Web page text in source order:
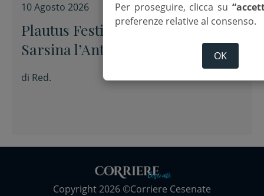
10 Agosto 2026
Plautus Festival. Sul palco di
Sarsina l’Antigone e il
Truculentus
di Red.
Copyright 2026 ©Corriere Cesenate
Per proseguire, clicca su
preferenze relative al consenso.
OK